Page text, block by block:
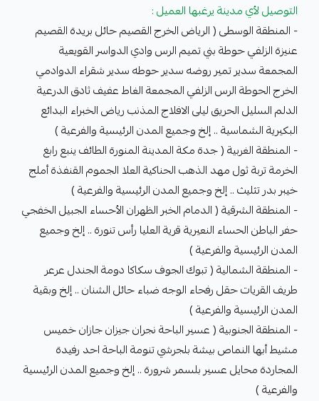
التوصيل لأي مدينة يرغبها العميل :
- المنطقة الوسطى ( الرياض الخرج القصيم حائل بريدة القصيم
عنيزة الزلفي حوطة بني تميم الرس وادي الدواسر القويعية
المجمعة سدير تمير روضه سدير حوطه سدير شقراء الدوادمي
الخرج الحوطة الرس الزلفي المجمعة الغاط عفيف ثادق الدرعية
الدلم السليل الحريق ليلى الافلاج المذنب رياض الخبراء البدائع
البكيرية الشماسية .. إلخ وجميع المدن الرئيسية والفرعية )
- المنطقة الغربية ( جدة مكة المدينة المنورة الطائف ينبع رابغ
الخرمة تربة ثول مهد الذهب الحناكية العلا الجموم القنفذة أملج
خيبر بدر تثليث .. إلخ وجميع المدن الرئيسية والفرعية )
- المنطقة الشرقية ( الدمام الخبر الظهران الأحساء الجبيل الخفجي
حفر الباطن الحساء النعيرية قرية العليا رأس تنورة .. إلخ وجميع
المدن الرئيسية والفرعية )
- المنطقة الشمالية ( تبوك الجوف سكاكا دومة الجندل عرعر
طريف القريات حقل رفحاء الوجه ضباء حائل الشنان .. إلخ وبقية
المدن الرئيسية والفرعية )
- المنطقة الجنوبية ( عسير الباحة نجران جيزان جازان خميس
مشيط أبها النماص بيشة بلجرشي تنومة الباحة احد رفيدة
المجاردة محايل عسير بلسمر شرورة .. إلخ وجميع المدن الرئيسية
والفرعية )